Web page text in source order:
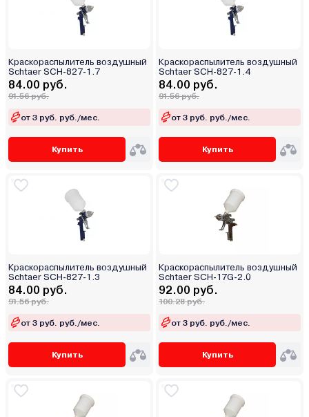
Краскораспылитель воздушный
Schtaer SCH-827-1.7
84.00 руб.
91.56 руб.
от 3 руб. руб./мес.
Купить
Краскораспылитель воздушный
Schtaer SCH-827-1.4
84.00 руб.
91.56 руб.
от 3 руб. руб./мес.
Купить
Краскораспылитель воздушный
Schtaer SCH-827-1.3
84.00 руб.
91.56 руб.
от 3 руб. руб./мес.
Купить
Краскораспылитель воздушный
Schtaer SCH-17G-2.0
92.00 руб.
100.28 руб.
от 3 руб. руб./мес.
Купить